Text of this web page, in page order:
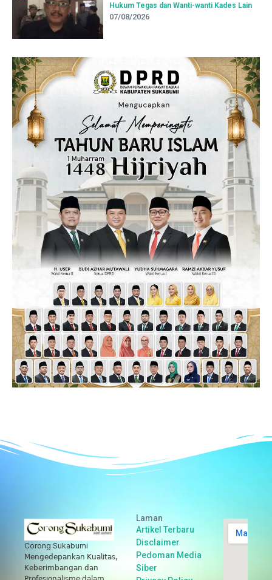
Hukum Tegas dan Wanti-wanti Kades Lain
07/08/2026
Corong Sukabumi
𝖬𝖾𝗇𝗀𝖾𝖽𝖾𝗉𝖺𝗇𝗄𝖺𝗇 𝖪𝗎𝖺𝗅𝗂𝗍𝖺𝗌,
𝖪𝖾𝖻𝖾𝗋𝗂𝗆𝖻𝖺𝗇𝗀𝖺𝗇 𝖽𝖺𝗇
Laman
Artikel Terbaru
Disclaimer
Pedoman Media
Siber